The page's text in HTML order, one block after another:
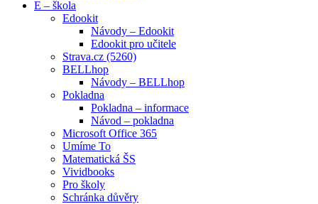
E – škola
Edookit
Návody – Edookit
Edookit pro učitele
Strava.cz (5260)
BELLhop
Návody – BELLhop
Pokladna
Pokladna – informace
Návod – pokladna
Microsoft Office 365
Umíme To
Matematická ŠS
Vividbooks
Pro školy
Schránka důvěry